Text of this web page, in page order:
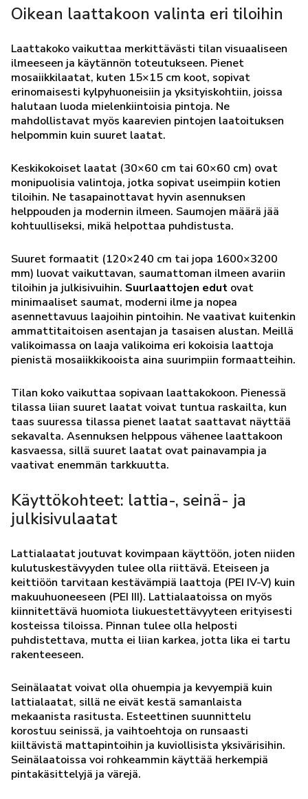
Oikean laattakoon valinta eri tiloihin
Laattakoko vaikuttaa merkittävästi tilan visuaaliseen
ilmeeseen ja käytännön toteutukseen. Pienet
mosaiikkilaatat, kuten 15×15 cm koot, sopivat
erinomaisesti kylpyhuoneisiin ja yksityiskohtiin, joissa
halutaan luoda mielenkiintoisia pintoja. Ne
mahdollistavat myös kaarevien pintojen laatoituksen
helpommin kuin suuret laatat.
Keskikokoiset laatat (30×60 cm tai 60×60 cm) ovat
monipuolisia valintoja, jotka sopivat useimpiin kotien
tiloihin. Ne tasapainottavat hyvin asennuksen
helppouden ja modernin ilmeen. Saumojen määrä jää
kohtuulliseksi, mikä helpottaa puhdistusta.
Suuret formaatit (120×240 cm tai jopa 1600×3200
mm) luovat vaikuttavan, saumattoman ilmeen avariin
tiloihin ja julkisivuihin. Suurlaattojen edut ovat
minimaaliset saumat, moderni ilme ja nopea
asennettavuus laajoihin pintoihin. Ne vaativat kuitenkin
ammattitaitoisen asentajan ja tasaisen alustan. Meillä
valikoimassa on laaja valikoima eri kokoisia laattoja
pienistä mosaiikkikooista aina suurimpiin formaatteihin.
Tilan koko vaikuttaa sopivaan laattakokoon. Pienessä
tilassa liian suuret laatat voivat tuntua raskailta, kun
taas suuressa tilassa pienet laatat saattavat näyttää
sekavalta. Asennuksen helppous vähenee laattakoon
kasvaessa, sillä suuret laatat ovat painavampia ja
vaativat enemmän tarkkuutta.
Käyttökohteet: lattia-, seinä- ja
julkisivulaatat
Lattialaatat joutuvat kovimpaan käyttöön, joten niiden
kulutuskestävyyden tulee olla riittävä. Eteiseen ja
keittiöön tarvitaan kestävämpiä laattoja (PEI IV-V) kuin
makuuhuoneeseen (PEI III). Lattialaatoissa on myös
kiinnitettävä huomiota liukuestettävyyteen erityisesti
kosteissa tiloissa. Pinnan tulee olla helposti
puhdistettava, mutta ei liian karkea, jotta lika ei tartu
rakenteeseen.
Seinälaatat voivat olla ohuempia ja kevyempiä kuin
lattialaatat, sillä ne eivät kestä samanlaista
mekaanista rasitusta. Esteettinen suunnittelu
korostuu seinissä, ja vaihtoehtoja on runsaasti
kiiltävistä mattapintoihin ja kuviollisista yksivärisihin.
Seinälaatoissa voi rohkeammin käyttää herkempiä
pintakäsittelyjä ja värejä.